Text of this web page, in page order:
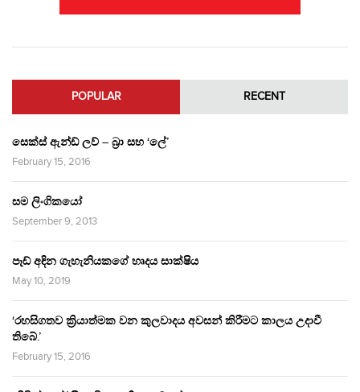
POPULAR RECENT
සෙක්ස් ඇන්ඩ් ලව් – බ්‍රා සහ ‘ලේ’
February 15, 2016
සම ලිංගිකයෝ
September 9, 2013
පෑඩ් අඳින ගැහැනියකගේ හෘදය සාක්ෂිය
May 10, 2019
‘රහසිගතව ක්‍රියාත්මක වන කුලවාදය අවසන් කිරීමට කාලය උදාවී
තිබේ.’
February 15, 2016